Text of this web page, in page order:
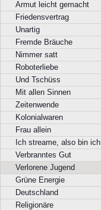
Armut leicht gemacht
Friedensvertrag
Unartig
Fremde Bräuche
Nimmer satt
Roboterliebe
Und Tschüss
Mit allen Sinnen
Zeitenwende
Kolonialwaren
Frau allein
Ich streame, also bin ich
Verbranntes Gut
Verlorene Jugend
Grüne Energie
Deutschland
Religionäre